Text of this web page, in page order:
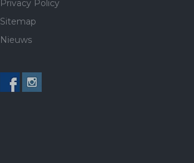
Privacy Policy
Sitemap
Nieuws